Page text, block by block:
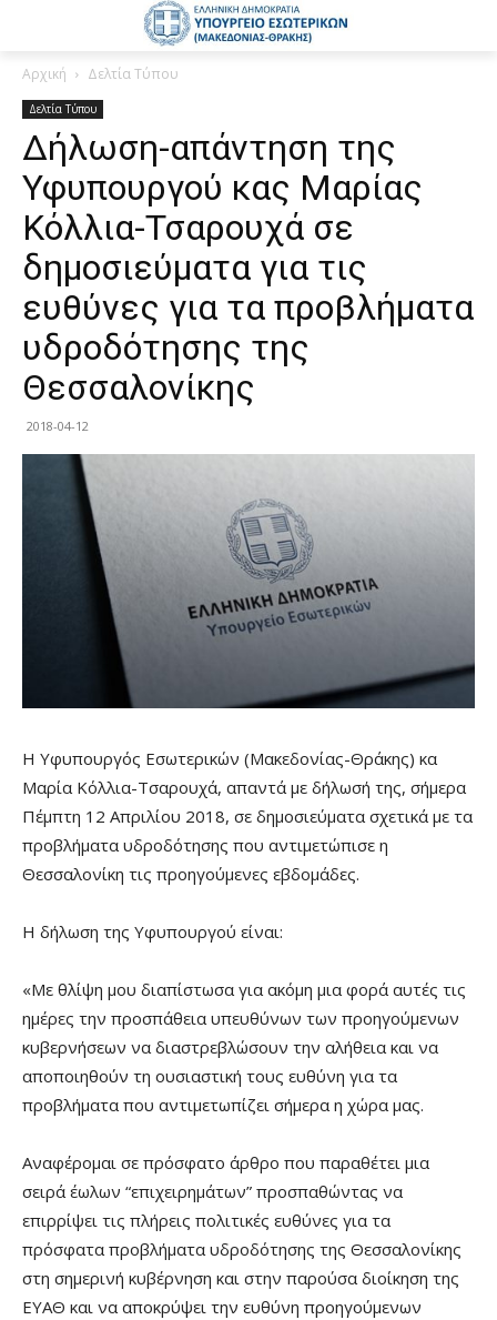
Αρχική Δελτία Τύπου
Δελτία Τύπου
Δήλωση-απάντηση της
Υφυπουργού κας Μαρίας
Κόλλια-Τσαρουχά σε
δημοσιεύματα για τις
ευθύνες για τα προβλήματα
υδροδότησης της
Θεσσαλονίκης
2018-04-12
Η Υφυπουργός Εσωτερικών (Μακεδονίας-Θράκης) κα
Μαρία Κόλλια-Τσαρουχά, απαντά με δήλωσή της, σήμερα
Πέμπτη 12 Απριλίου 2018, σε δημοσιεύματα σχετικά με τα
προβλήματα υδροδότησης που αντιμετώπισε η
Θεσσαλονίκη τις προηγούμενες εβδομάδες.
Η δήλωση της Υφυπουργού είναι:
«Με θλίψη μου διαπίστωσα για ακόμη μια φορά αυτές τις
ημέρες την προσπάθεια υπευθύνων των προηγούμενων
κυβερνήσεων να διαστρεβλώσουν την αλήθεια και να
αποποιηθούν τη ουσιαστική τους ευθύνη για τα
προβλήματα που αντιμετωπίζει σήμερα η χώρα μας.
Αναφέρομαι σε πρόσφατo άρθρο που παραθέτει μια
σειρά έωλων “επιχειρημάτων” προσπαθώντας να
επιρρίψει τις πλήρεις πολιτικές ευθύνες για τα
πρόσφατα προβλήματα υδροδότησης της Θεσσαλονίκης
στη σημερινή κυβέρνηση και στην παρούσα διοίκηση της
ΕΥΑΘ και να αποκρύψει την ευθύνη προηγούμενων